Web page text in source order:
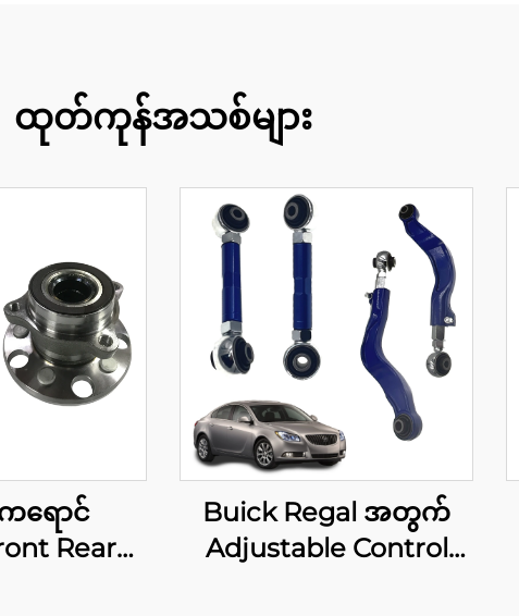
ထုတ်ကုန်အသစ်များ
ရောင်
Rear
Buick Regal အတွက်
Adjustable Control